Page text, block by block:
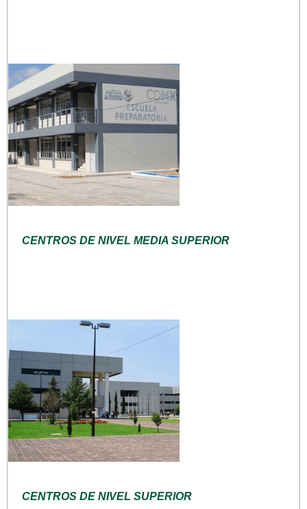
CENTROS DE NIVEL MEDIA SUPERIOR
CENTROS DE NIVEL SUPERIOR